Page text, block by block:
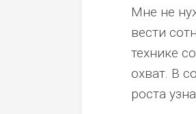
Мне не
вести
технике
охват. В
роста